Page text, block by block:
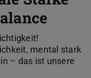
mental stark
– das ist unsere